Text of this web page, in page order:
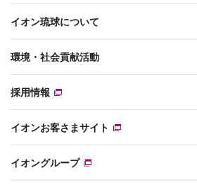
イオン琉球について
環境・社会貢献活動
採用情報
イオンお客さまサイト
イオングループ